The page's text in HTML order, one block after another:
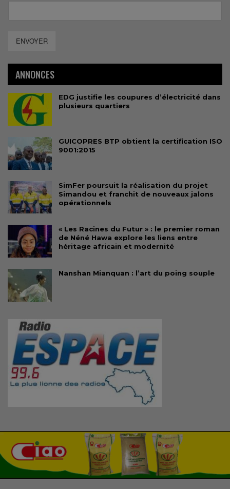
ENVOYER
ANNONCES
EDG justifie les coupures d’électricité dans
plusieurs quartiers
GUICOPRES BTP obtient la certification ISO
9001:2015
SimFer poursuit la réalisation du projet
Simandou et franchit de nouveaux jalons
opérationnels
« Les Racines du Futur » : le premier roman
de Néné Hawa explore les liens entre
héritage africain et modernité
Nanshan Mianquan : l’art du poing souple